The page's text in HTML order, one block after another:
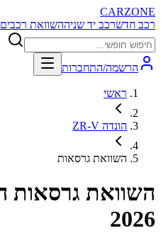
CARZONE
רכב חדשרכב יד שניההשוואת רכבים
הרשמה/התחברות
ראשי
הונדה ZR-V
השוואת גרסאות
השוואת גרסאות
2026